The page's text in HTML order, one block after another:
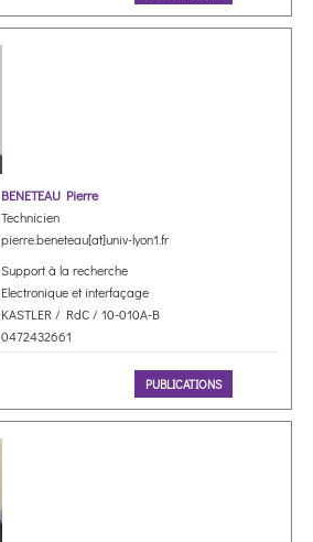
BENETEAU Pierre
Technicien
pierre.beneteau[at]univ-lyon1.fr
Support à la recherche
Electronique et interfaçage
KASTLER / RdC / 10-010A-B
0472432661
PUBLICATIONS